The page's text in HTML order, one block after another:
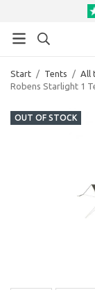
Start / Tents / All
Robens Starlight 1
OUT OF STOCK